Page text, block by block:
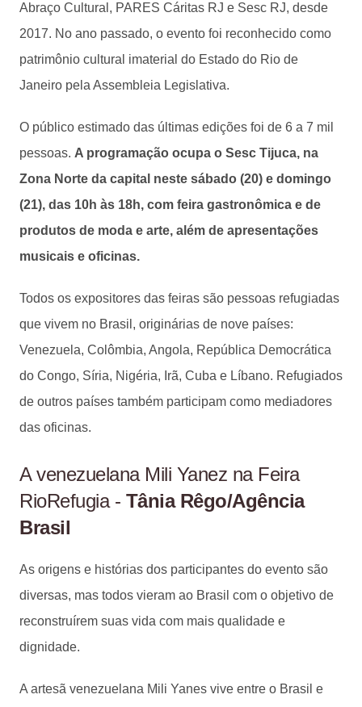
Abraço Cultural, PARES Cáritas RJ e Sesc RJ, desde
2017. No ano passado, o evento foi reconhecido como
patrimônio cultural imaterial do Estado do Rio de
Janeiro pela Assembleia Legislativa.
O público estimado das últimas edições foi de 6 a 7 mil
pessoas. A programação ocupa o Sesc Tijuca, na
Zona Norte da capital neste sábado (20) e domingo
(21), das 10h às 18h, com feira gastronômica e de
produtos de moda e arte, além de apresentações
musicais e oficinas.
Todos os expositores das feiras são pessoas refugiadas
que vivem no Brasil, originárias de nove países:
Venezuela, Colômbia, Angola, República Democrática
do Congo, Síria, Nigéria, Irã, Cuba e Líbano. Refugiados
de outros países também participam como mediadores
das oficinas.
A venezuelana Mili Yanez na Feira
RioRefugia - Tânia Rêgo/Agência
Brasil
As origens e histórias dos participantes do evento são
diversas, mas todos vieram ao Brasil com o objetivo de
reconstruírem suas vida com mais qualidade e
dignidade.
A artesã venezuelana Mili Yanes vive entre o Brasil e